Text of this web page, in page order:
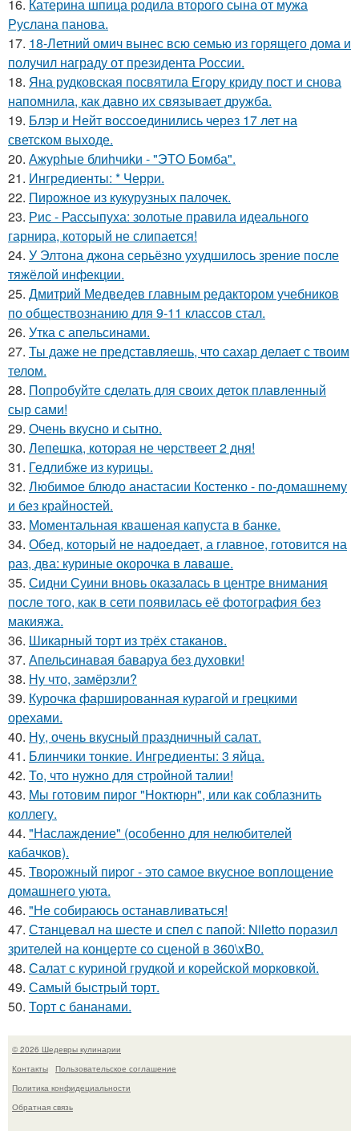
16. Катерина шпица родила второго сына от мужа
Руслана панова.
17. 18-Летний омич вынес всю семью из горящего дома и
получил награду от президента России.
18. Яна рудковская посвятила Егору криду пост и снова
напомнила, как давно их связывает дружба.
19. Блэр и Нейт воссоединились через 17 лет на
светском выходе.
20. Ажурhые блиhчиkи - "ЭТO Бомба".
21. Ингредиенты: * Черри.
22. Пирожное из кукурузных палочек.
23. Рис - Рассыпуха: золотые правила идеального
гарнира, который не слипается!
24. У Элтона джона серьёзно ухудшилось зрение после
тяжёлой инфекции.
25. Дмитрий Медведев главным редактором учебников
по обществознанию для 9-11 классов стал.
26. Утка с апельсинами.
27. Ты даже не представляешь, что сахар делает с твоим
телом.
28. Попробуйте сделать для своих деток плавленный
сыр сами!
29. Очень вкусно и сытно.
30. Лепешка, которая не черствеет 2 дня!
31. Гедлибже из курицы.
32. Любимое блюдо анастасии Костенко - по-домашнему
и без крайностей.
33. Моментальная квашеная капуста в банке.
34. Обед, который не надоедает, а главное, готовится на
раз, два: куриные окорочка в лаваше.
35. Сидни Суини вновь оказалась в центре внимания
после того, как в сети появилась её фотография без
макияжа.
36. Шикарный торт из тpёх стаканов.
37. Апельсинавая баваруа без духовки!
38. Ну что, замёрзли?
39. Курочка фаршированная курагой и грецкими
орехами.
40. Ну, очень вкусный праздничный салат.
41. Блинчики тонкие. Ингредиенты: 3 яйца.
42. То, что нужно для стройной талии!
43. Мы готовим пирог "Ноктюрн", или как соблазнить
коллегу.
44. "Наслаждение" (особенно для нелюбителей
кабачков).
45. Твоpожный пиpог - это самое вкусное воплощение
домашнего уюта.
46. "Не собираюсь останавливаться!
47. Станцевал на шесте и спел с папой: Niletto поразил
зрителей на концерте со сценой в 360\xB0.
48. Салат с куриной грудкой и корейской морковкой.
49. Самый быстрый торт.
50. Торт с бананами.
© 2026 Шедевры кулинарии
Контакты
Пользовательское соглашение
Политика конфидециальности
Обратная связь